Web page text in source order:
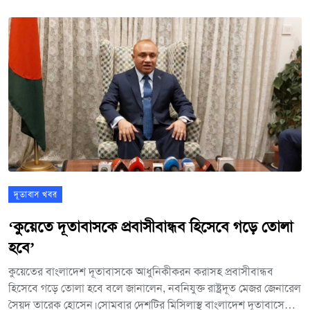
বাংলাদেশী কর্মীদের সাথে কথা বলেন এবং তাদের খোঁজ খবর নেন।
দূতাবাস খবর
‘কুয়েতে দূতাবাসকে প্রবাসীবান্ধব হিসেবে গড়ে তোলা
হবে’
কুয়েতের বাংলাদেশ দূতাবাসকে আধুনিকীকরন করাসহ প্রবাসীবান্ধব
হিসেবে গড়ে তোলা হবে বলে জানালেন, নবনিযুক্ত রাষ্ট্রদূত মেজর জেনারেল
সৈয়দ তারেক হোসেন।সোমবার দেশটির মিসিলাস্থ বাংলাদেশ দূতাবাসে